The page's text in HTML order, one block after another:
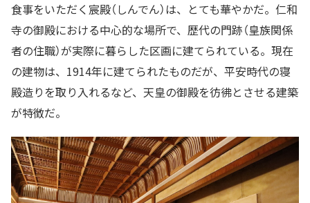
食事をいただく宸殿（しんでん）は、とても華やかだ。仁和
寺の御殿における中心的な場所で、歴代の門跡（皇族関係
者の住職）が実際に暮らした区画に建てられている。現在
の建物は、1914年に建てられたものだが、平安時代の寝
殿造りを取り入れるなど、天皇の御殿を彷彿とさせる建築
が特徴だ。